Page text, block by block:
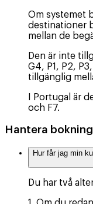
Om systemet
destinationer
mellan de
Den är inte
G4, P1, P2,
tillgänglig
I Portugal är
och F7.
Hantera
Hur får jag min
Du har två